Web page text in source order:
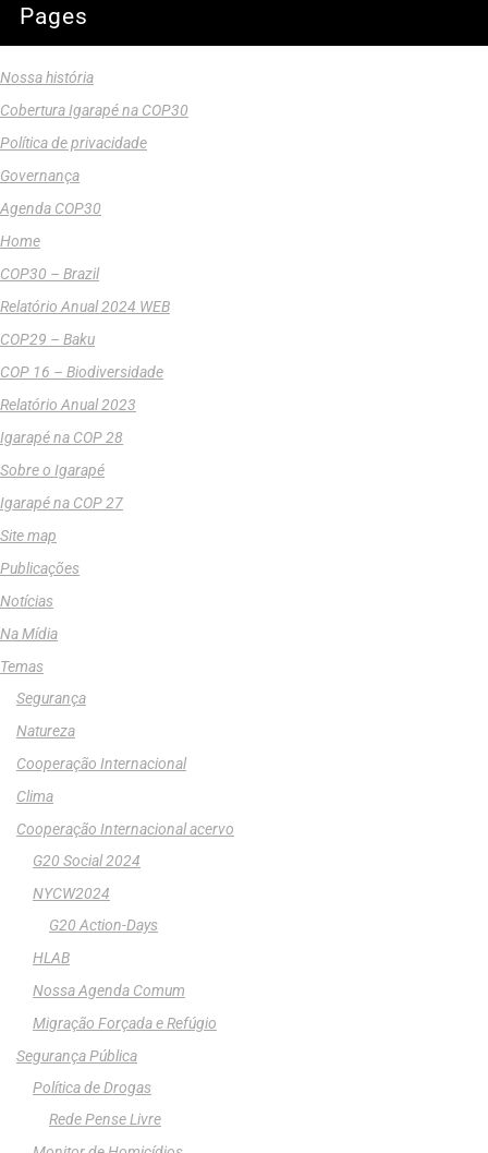
Pages
Nossa história
Cobertura Igarapé na COP30
Política de privacidade
Governança
Agenda COP30
Home
COP30 – Brazil
Relatório Anual 2024 WEB
COP29 – Baku
COP 16 – Biodiversidade
Relatório Anual 2023
Igarapé na COP 28
Sobre o Igarapé
Igarapé na COP 27
Site map
Publicações
Notícias
Na Mídia
Temas
Segurança
Natureza
Cooperação Internacional
Clima
Cooperação Internacional acervo
G20 Social 2024
NYCW2024
G20 Action-Days
HLAB
Nossa Agenda Comum
Migração Forçada e Refúgio
Segurança Pública
Política de Drogas
Rede Pense Livre